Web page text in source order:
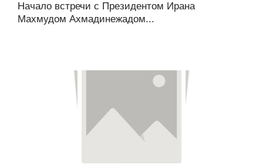
Начало встречи с Президентом Ирана
Махмудом Ахмадинежадом...